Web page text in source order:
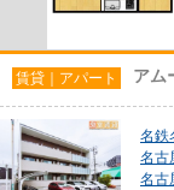
賃貸｜アパート アム
名鉄
名古
名古